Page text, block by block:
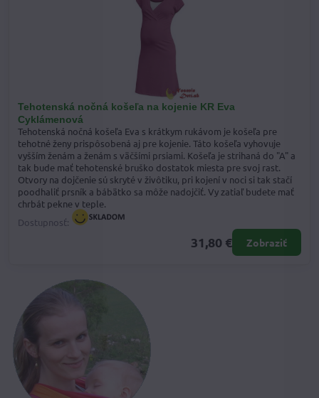
Tehotenská nočná košeľa na kojenie KR Eva
Cyklámenová
Tehotenská nočná košeľa Eva s krátkym rukávom je košeľa pre
tehotné ženy prispôsobená aj pre kojenie. Táto košeľa vyhovuje
vyšším ženám a ženám s väčšími prsiami. Košeľa je strihaná do "A" a
tak bude mať tehotenské bruško dostatok miesta pre svoj rast.
Otvory na dojčenie sú skryté v živôtiku, pri kojení v noci si tak stačí
poodhaliť prsník a bábätko sa môže nadojčiť. Vy zatiaľ budete mať
chrbát pekne v teple.
Dostupnosť:
31,80 € Zobraziť